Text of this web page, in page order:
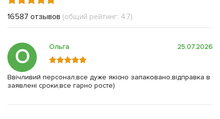
16587 отзывов (общий рейтинг: 4.7)
О Ольга 25.07.2026
Ввічливий персонал,все дуже якісно запаковано,відправка в
заявлені сроки,все гарно росте)